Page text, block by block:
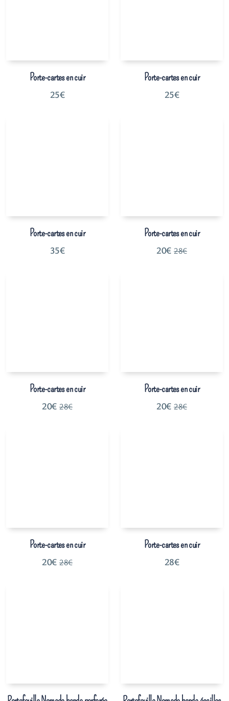
Porte-cartes en cuir
25€
Porte-cartes en cuir
25€
Porte-cartes en cuir
35€
Porte-cartes en cuir
20€ 28€
Porte-cartes en cuir
20€ 28€
Porte-cartes en cuir
20€ 28€
Porte-cartes en cuir
20€ 28€
Porte-cartes en cuir
28€